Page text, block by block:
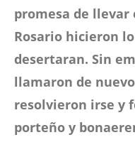
promesa de
Rosario hicieron
desertaran. Sin
llamaron de
resolvieron irse y
porteño y